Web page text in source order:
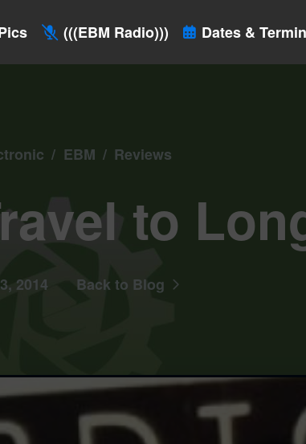
(((EBM Radio))) Dates &
/ EBM / Reviews
to
2014 Back to Blog